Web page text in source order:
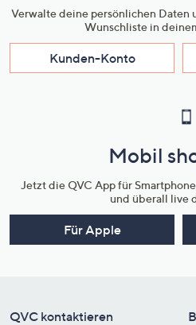
Verwalte deine persönlichen Daten
Wunschliste in
Kunden-Konto
Mobil
Jetzt die QVC App für
und überall live
Für Apple
QVC kontaktieren